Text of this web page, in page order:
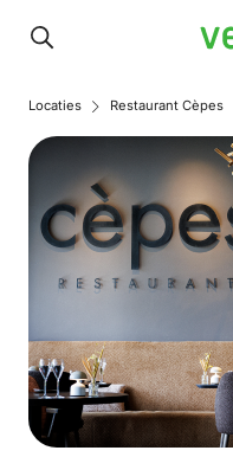
Locaties Restaurant Cèpes